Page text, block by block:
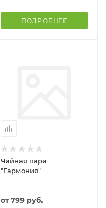
ПОДРОБНЕЕ
Чайная пара
"Гармония"
от799 руб.